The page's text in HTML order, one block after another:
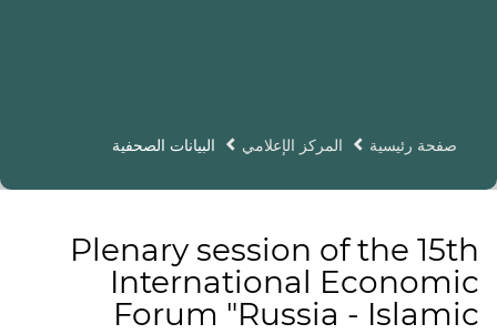
صفحة رئيسية المركز الإعلامي البيانات الصحفية
Plenary session of the 15th
International Economic
Forum "Russia - Islamic